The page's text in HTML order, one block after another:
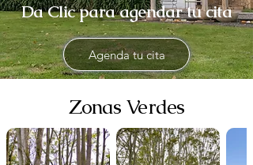
Da Clic para agendar tu cita
Agenda tu cita
Zonas Verdes